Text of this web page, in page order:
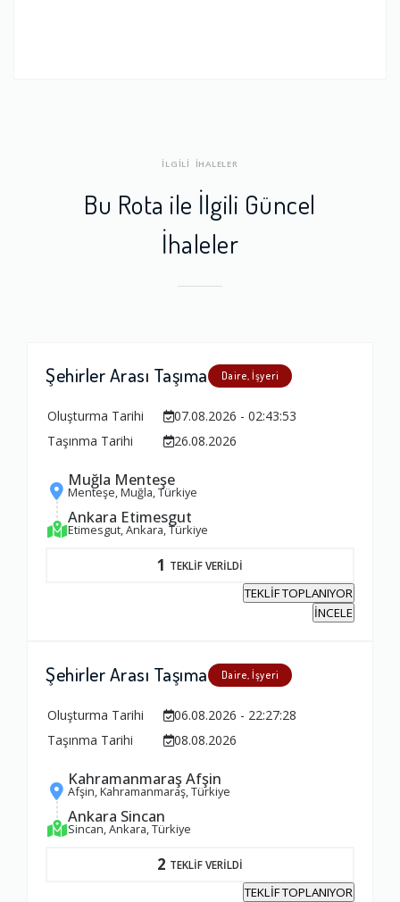
İLGİLİ İHALELER
Bu Rota ile İlgili Güncel
İhaleler
Şehirler Arası Taşıma Daire, İşyeri
Oluşturma Tarihi
07.08.2026 - 02:43:53
Taşınma Tarihi
26.08.2026
Muğla Menteşe
Menteşe, Muğla, Türkiye
Ankara Etimesgut
Etimesgut, Ankara, Türkiye
1 TEKLİF VERİLDİ
TEKLİF TOPLANIYOR
İNCELE
Şehirler Arası Taşıma Daire, İşyeri
Oluşturma Tarihi
06.08.2026 - 22:27:28
Taşınma Tarihi
08.08.2026
Kahramanmaraş Afşin
Afşin, Kahramanmaraş, Türkiye
Ankara Sincan
Sincan, Ankara, Türkiye
2 TEKLİF VERİLDİ
TEKLİF TOPLANIYOR